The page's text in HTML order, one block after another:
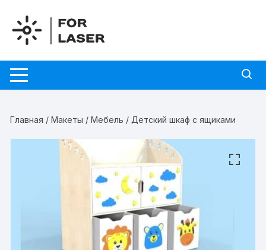
содержимому
Главная /Макеты /Мебель / Детский шкаф с ящиками